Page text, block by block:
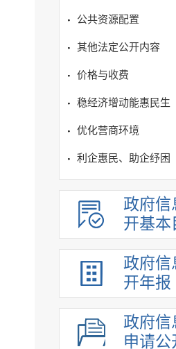
公共资源配置
其他法定公开内容
价格与收费
稳经济增动能惠民生
优化营商环境
利企惠民、助企纾困
政府信
开基本
政府信
开年报
政府信
申请公